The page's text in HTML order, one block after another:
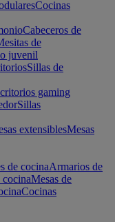
Cocinas
Cabeceros de
de
juvenil
Sillas de
gaming
Sillas
extensiblesMesas
de cocinaArmarios de
cocinaMesas de
Cocinas